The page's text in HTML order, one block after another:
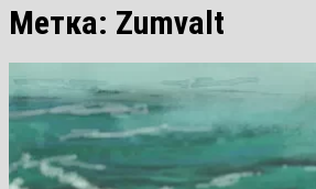
Метка: Zumvalt